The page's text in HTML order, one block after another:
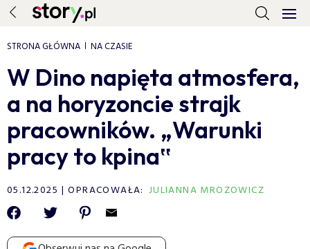
STRONA GŁÓWNA NA CZASIE
W Dino napięta atmosfera,
a na horyzoncie strajk
pracowników. „Warunki
pracy to kpina‟
05.12.2025 OPRACOWAŁA: JULIANNA MROZOWICZ